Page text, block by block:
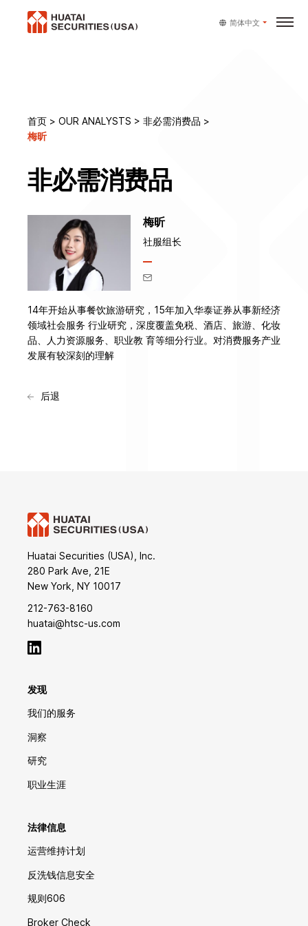
简体中文
首页 > OUR ANALYSTS > 非必需消费品 >
梅昕
非必需消费品
梅昕
社服组长
14年开始从事餐饮旅游研究，15年加入华泰证券从事新经济
领域社会服务 行业研究，深度覆盖免税、酒店、旅游、化妆
品、人力资源服务、职业教 育等细分行业。对消费服务产业
发展有较深刻的理解
后退
Huatai Securities (USA), Inc.
280 Park Ave, 21E
New York, NY 10017
212-763-8160
huatai@htsc-us.com
发现
我们的服务
洞察
研究
职业生涯
法律信息
运营维持计划
反洗钱信息安全
规则606
Broker Check